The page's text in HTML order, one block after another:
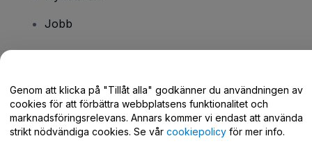
Jobb
Hjälpcenter / Kontakta oss
Genom att klicka på "Tillåt alla" godkänner du användningen av
cookies för att förbättra webbplatsens funktionalitet och
marknadsföringsrelevans. Annars kommer vi endast att använda
strikt nödvändiga cookies. Se vår cookiepolicy för mer info.